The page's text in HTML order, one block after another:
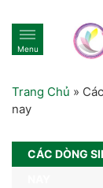
Menu
Trang Chủ »
nay
CÁC DÒNG